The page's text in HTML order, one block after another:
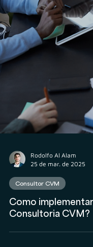
Rodolfo Al Alam
25 de mar. de 2025